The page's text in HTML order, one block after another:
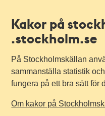
Kakor på
.stockholm.se
På Stockholmskällan
sammanställa statistik
fungera på ett bra sätt för
Om kakor på